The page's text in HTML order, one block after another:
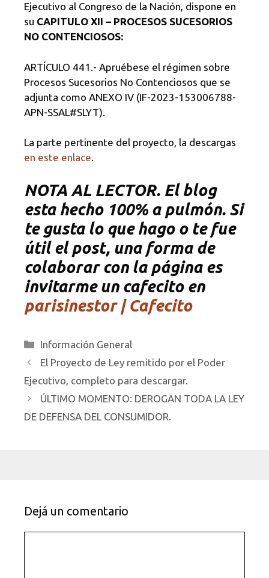
Ejecutivo al Congreso de la Nación, dispone en
su CAPITULO XII – PROCESOS SUCESORIOS
NO CONTENCIOSOS:
ARTÍCULO 441.- Apruébese el régimen sobre
Procesos Sucesorios No Contenciosos que se
adjunta como ANEXO IV (IF-2023-153006788-
APN-SSAL#SLYT).
La parte pertinente del proyecto, la descargas
en este enlace.
NOTA AL LECTOR. El blog
esta hecho 100% a pulmón. Si
te gusta lo que hago o te fue
útil el post, una forma de
colaborar con la página es
invitarme un cafecito en
parisinestor | Cafecito
Categorías
Información General
El Proyecto de Ley remitido por el Poder
Ejecutivo, completo para descargar.
ÚLTIMO MOMENTO: DEROGAN TODA LA LEY
DE DEFENSA DEL CONSUMIDOR.
Dejá un comentario